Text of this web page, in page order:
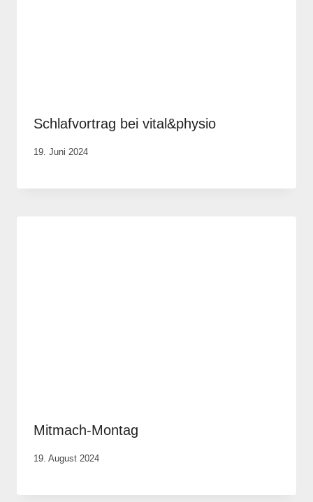
Schlafvortrag bei vital&physio
Von
Krause
19. Juni 2024
Mitmach-Montag
Von
Krause
19. August 2024